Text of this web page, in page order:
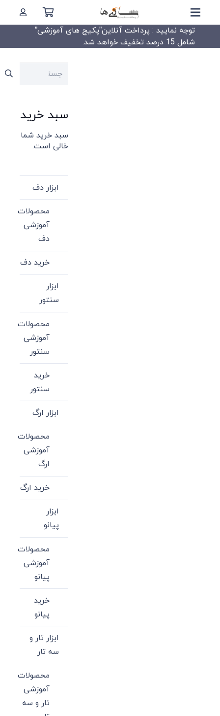
توجه نمایید : پرداخت آنلاین”پکیج های آموزشی”
شامل 15 درصد تخفیف خواهد شد.
جستجو
سبد خرید
سبد خرید شما
خالی است.
ابزار دف
محصولات
آموزشی
دف
خرید دف
ابزار
سنتور
محصولات
آموزشی
سنتور
خرید
سنتور
ابزار ارگ
محصولات
آموزشی
ارگ
خرید ارگ
ابزار
پیانو
محصولات
آموزشی
پیانو
خرید
پیانو
ابزار تار و
سه تار
محصولات
آموزشی
تار و سه